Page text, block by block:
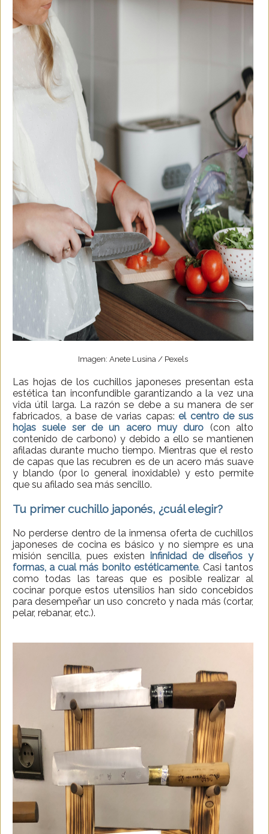
Imagen: Anete Lusina / Pexels
Las hojas de los cuchillos japoneses presentan esta
estética tan inconfundible garantizando a la vez una
vida útil larga. La razón se debe a su manera de ser
fabricados, a base de varias capas: el centro de sus
hojas suele ser de un acero muy duro (con alto
contenido de carbono) y debido a ello se mantienen
afiladas durante mucho tiempo. Mientras que el resto
de capas que las recubren es de un acero más suave
y blando (por lo general inoxidable) y esto permite
que su afilado sea más sencillo.
Tu primer cuchillo japonés, ¿cuál elegir?
No perderse dentro de la inmensa oferta de cuchillos
japoneses de cocina es básico y no siempre es una
misión sencilla, pues existen infinidad de diseños y
formas, a cual más bonito estéticamente. Casi tantos
como todas las tareas que es posible realizar al
cocinar porque estos utensilios han sido concebidos
para desempeñar un uso concreto y nada más (cortar,
pelar, rebanar, etc.).